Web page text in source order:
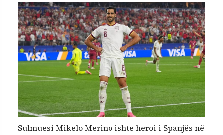
Sulmuesi Mikelo Merino ishte heroi i Spanjës në